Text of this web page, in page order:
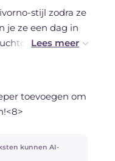
stijl zodra ze
je ze een dag in
toevoegen om
kunnen AI-